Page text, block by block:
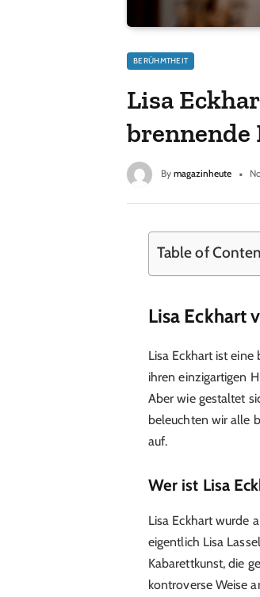
BERÜHMTHEIT
Lisa
brennende
By magazinheute
Table of
Lisa Eckhart
Lisa Eckhart ist
ihren einzigartigen
Aber wie gestaltet
beleuchten wir alle
auf.
Wer ist Lisa
Lisa Eckhart wurde
eigentlich Lisa
Kabarettkunst, die
kontroverse Weise